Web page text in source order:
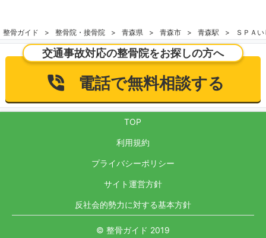
整骨ガイド 整骨院・接骨院 青森県 青森市 青森駅 ＳＰＡ
交通事故対応の整骨院をお探しの方へ
電話で無料相談する
TOP
利用規約
プライバシーポリシー
サイト運営方針
反社会的勢力に対する基本方針
© 整骨ガイド 2019